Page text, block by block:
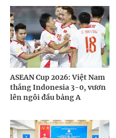
ASEAN Cup 2026: Việt Nam
thắng Indonesia 3-0, vươn
lên ngôi đầu bảng A